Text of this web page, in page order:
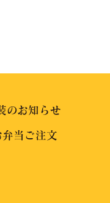
のお知らせ
弁当ご注文